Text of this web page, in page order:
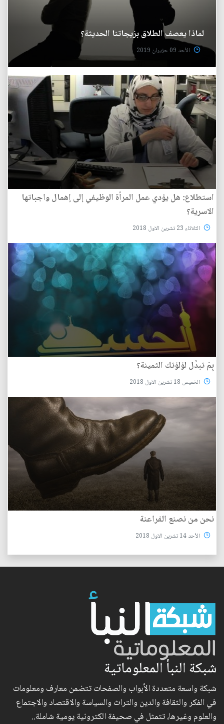
لماذا يعصف الطلاق بزيجاتنا الحديثة؟
الأحد 09 حزيران 2019
استطلاع: هل يؤدي عمل المرأة الوظيفي إلى إهمال واجباتها
الاسرية؟
الثلاثاء 23 تشرين الاول 2018
بِمَ تبدِّل لؤلؤتك الثمينة؟
الخميس 18 تشرين الاول 2018
نحن من نصنع الفراعنة
الأحد 14 تشرين الاول 2018
شبكة النبأ المعلوماتية
شبكة واسعة متعددة الأبواب والصفحات تتضمن معارف ومعلومات
في الفكر والثقافة والدين والتراث والسياسة والاقتصاد والاجتماع
والعلوم وغيرها، تتمثل في صحيفة الكترونية يومية شاملة..